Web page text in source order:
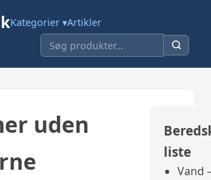
Kategorier ▾Artikler
uden
liste
Vand